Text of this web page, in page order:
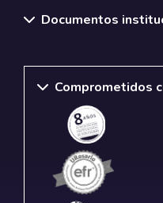
Documentos
Comprometidos